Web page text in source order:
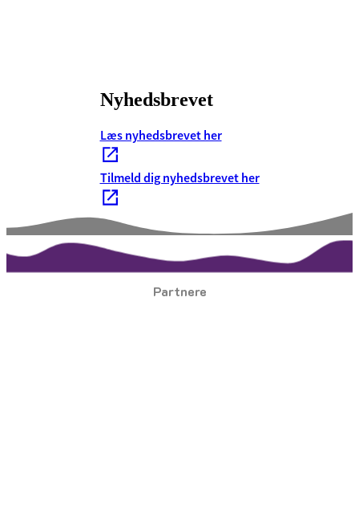
Nyhedsbrevet
Læs nyhedsbrevet her
Tilmeld dig nyhedsbrevet her
Partnere